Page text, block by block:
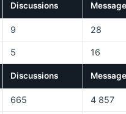
Discussions
9 28
5 16
Discussions
665 4 857